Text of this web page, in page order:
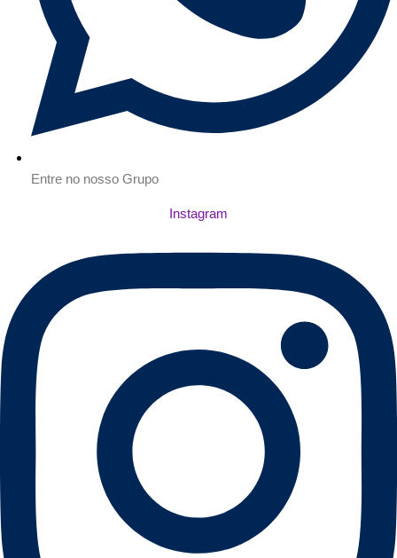
Entre no nosso Grupo
Instagram